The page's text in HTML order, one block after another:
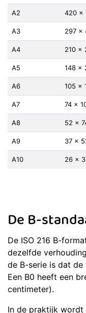
A2 420 ×
A3 297 ×
A4 210 ×
A5 148 ×
A6 105 ×
A7 74 ×
A8 52 ×
A9 37 ×
A10 26 ×
De B-
De ISO 216 B-
dezelfde
de B-serie is dat
Een B0 heeft een
centimeter).
In de praktijk wordt